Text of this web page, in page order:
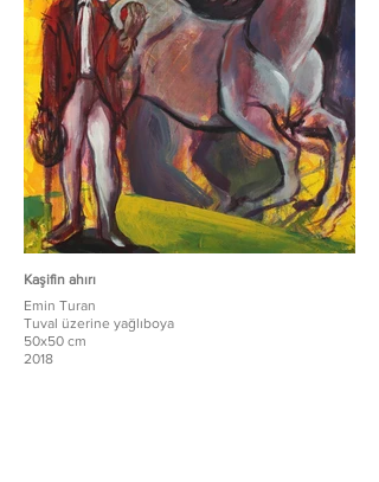
Kaşifin ahırı
Emin Turan
Tuval üzerine yağlıboya
50x50 cm
2018